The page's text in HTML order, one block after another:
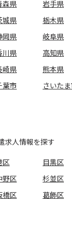
森県 岩手県
城県 栃木県
岡県 岐阜県
川県 高知県
崎県 熊本県
葉市 さいた
求人情報を探す
区 目黒区
野区 杉並区
橋区 葛飾区